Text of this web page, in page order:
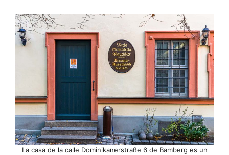
La casa de la calle Dominikanerstraße 6 de Bamberg es un